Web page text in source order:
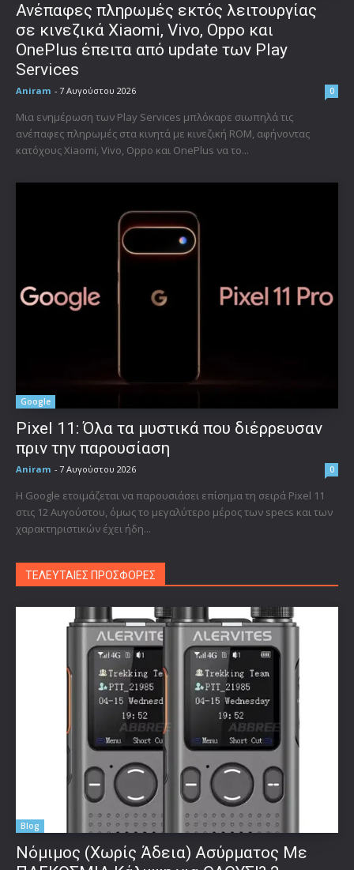
Ανέπαφες πληρωμές εκτός λειτουργίας
σε κινεζικά Xiaomi, Vivo, Oppo και
OnePlus έπειτα από update των Play
Services
Aniram - 7 Αυγούστου 2026 0
Μια ενημέρωση των Play Services μπλόκαρε σιωπηλά τις
ανέπαφες πληρωμές στα κινητά με κινεζική ROM, αφήνοντας
κατόχους Xiaomi, Vivo, Oppo και OnePlus να το...
Google
Pixel 11: Όλα τα μυστικά που διέρρευσαν
πριν την παρουσίαση
Aniram - 7 Αυγούστου 2026 0
Η Google ετοιμάζεται να παρουσιάσει επίσημα τη σειρά Pixel 11
στις 12 Αυγούστου, όμως το μεγαλύτερο μέρος των specs και των
χαρακτηριστικών έχει ήδη...
ΤΕΛΕΥΤΑΙΕΣ ΠΡΟΣΦΟΡΕΣ
Blog
Νόμιμος (Χωρίς Άδεια) Ασύρματος Με